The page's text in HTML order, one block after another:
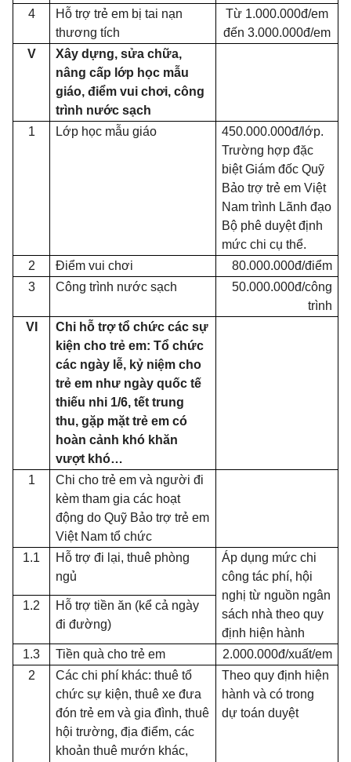
4
Hỗ trợ trẻ em bị tai nạn
thương tích
Từ 1.000.000đ/em
đến 3.000.000đ/em
V
Xây dựng, sửa chữa,
nâng cấp lớp học mẫu
giáo, điểm vui chơi, công
trình nước sạch
1
Lớp học mẫu giáo
450.000.000đ/lớp.
Trường hợp đặc
biệt Giám đốc Quỹ
Bảo trợ trẻ em Việt
Nam trình Lãnh đạo
Bộ phê duyệt định
mức chi cụ thể.
2
Điểm vui chơi 80.000.000đ/điểm
3
Công trình nước sạch
50.000.000đ/công
trình
VI
Chi hỗ trợ tổ chức các sự
kiện cho trẻ em:Tổ chức
các ngày lễ, kỷ niệm cho
trẻ em như ngày quốc tế
thiếu nhi 1/6, tết trung
thu, gặp mặt trẻ em có
hoàn cảnh khó khăn
vượt khó…
1
Chi cho trẻ em và người đi
kèm tham gia các hoạt
động do Quỹ Bảo trợ trẻ em
Việt Nam tổ chức
1.1
Hỗ trợ đi lại, thuê phòng
ngủ
Áp dụng mức chi
công tác phí, hội
nghị từ nguồn ngân
sách nhà theo quy
định hiện hành
1.2
Hỗ trợ tiền ăn (kể cả ngày
đi đường)
1.3 Tiền quà cho trẻ em
2.000.000đ/xuất/em
2
Các chi phí khác: thuê tổ
chức sự kiện, thuê xe đưa
đón trẻ em và gia đình, thuê
hội trường, địa điểm, các
khoản thuê mướn khác,
Theo quy định hiện
hành và có trong
dự toán duyệt